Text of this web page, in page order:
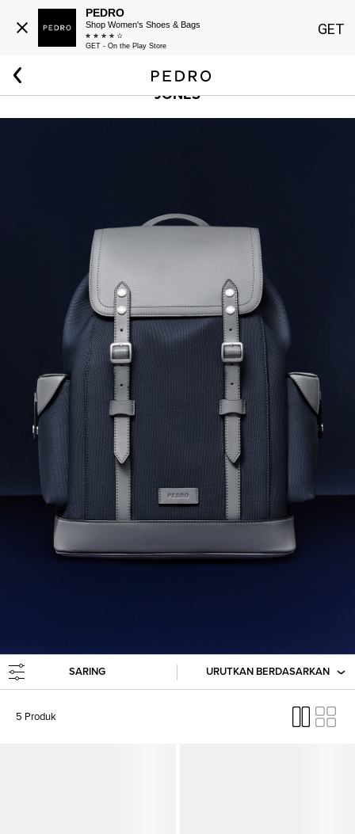
JONES
SARING URUTKAN BERDASARKAN
5 Produk
PEDRO
Shop Women's Shoes & Bags
GET - On the Play Store
GET